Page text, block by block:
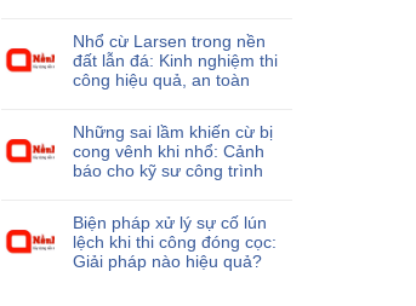
Nhổ cừ Larsen trong nền
đất lẫn đá: Kinh nghiệm thi
công hiệu quả, an toàn
Những sai lầm khiến cừ bị
cong vênh khi nhổ: Cảnh
báo cho kỹ sư công trình
Biện pháp xử lý sự cố lún
lệch khi thi công đóng cọc:
Giải pháp nào hiệu quả?